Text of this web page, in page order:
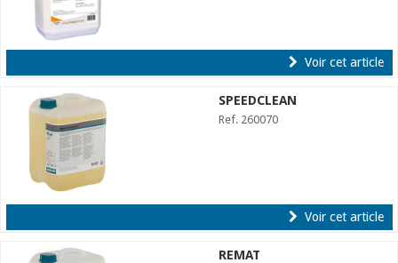
Voir cet article
SPEEDCLEAN
Ref. 260070
Voir cet article
REMAT